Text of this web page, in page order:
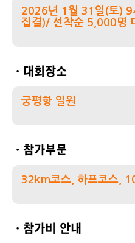
2026년 1월 31일(토)
집결)/ 선착순 5,000명
ㆍ대회장소
궁평항 일원
ㆍ참가부문
32km코스, 하프코스,
ㆍ참가비 안내